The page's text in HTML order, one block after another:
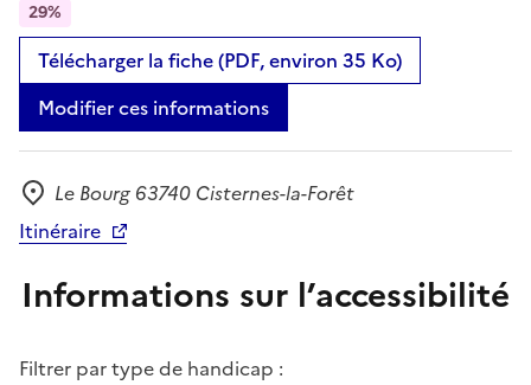
29%
Télécharger la fiche (PDF, environ 35 Ko)
Modifier ces informations
Adresse
Le Bourg 63740 Cisternes-la-Forêt
Itinéraire
Informations sur l’accessibilité
Filtrer par type de handicap :